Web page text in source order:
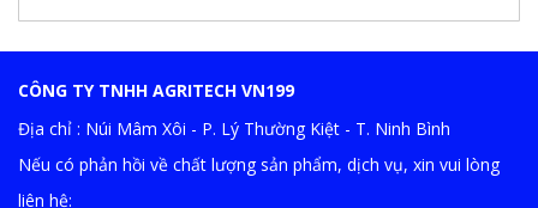
CÔNG TY TNHH AGRITECH VN199
Địa chỉ : Núi Mâm Xôi - P. Lý Thường Kiệt - T. Ninh Bình
Nếu có phản hồi về chất lượng sản phẩm, dịch vụ, xin vui lòng
liên hệ: